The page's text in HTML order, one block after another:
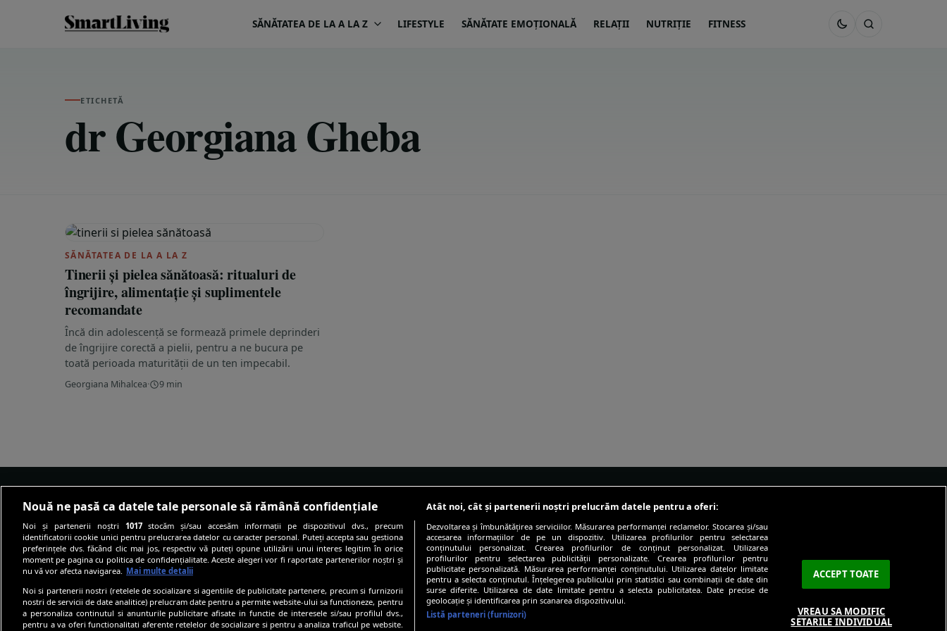
SĂNĂTATEA DE LA A LA Z LIFESTYLE SĂNĂTATE EMOȚIONALĂ RELAȚII NUTRIȚIE FITNESS
ETICHETĂ
dr Georgiana Gheba
SĂNĂTATEA DE LA A LA Z
Tinerii și pielea sănătoasă: ritualuri de
îngrijire, alimentație și suplimentele
recomandate
Încă din adolescență se formează primele deprinderi
de îngrijire corectă a pielii, pentru a ne bucura pe
toată perioada maturității de un ten impecabil.
Georgiana Mihalcea· 9 min
Site-ul despre well-being care te învață
cum să trăiești fericit, nu doar sănătos.
cititorilor.
Sănătatea de la A la Z
Sănătate emoțională
Nutriție
Fitness
PROIECTE SPECIALE
Sănătatea în focus
Pacientul și medicul lui
Viața după cancer
Echipa SmartLiving
Contact
Nouă ne pasă ca datele tale personale să rămână confidențiale
Noi și partenerii noștri 1017stocăm și/sau accesăm informații pe dispozitivul dvs., precum
identificatorii cookie unici pentru prelucrarea datelor cu caracter personal. Puteți accepta sau gestiona
preferințele dvs. făcând clic mai jos, respectiv vă puteți opune utilizării unui interes legitim în orice
moment pe pagina cu politica de confidențialitate. Aceste alegeri vor fi raportate partenerilor noștri și
nu vă vor afecta navigarea. Mai multe detalii
Noi si partenerii nostri (retelele de socializare si agentiile de publicitate partenere, precum si furnizorii
nostri de servicii de date analitice) prelucram date pentru a permite website-ului sa functioneze, pentru
a personaliza continutul si anunturile publicitare afisate in functie de interesele si/sau profilul dvs.,
pentru a va oferi functionalitati aferente retelelor de socializare si pentru a analiza traficul pe website.
Atât noi, cât și partenerii noștri prelucrăm datele pentru a oferi:
Dezvoltarea și îmbunătățirea serviciilor. Măsurarea performanței reclamelor. Stocarea și/sau
accesarea informațiilor de pe un dispozitiv. Utilizarea profilurilor pentru selectarea
conținutului personalizat. Crearea profilurilor de conținut personalizat. Utilizarea
profilurilor pentru selectarea publicității personalizate. Crearea profilurilor pentru
publicitate personalizată. Măsurarea performanței conținutului. Utilizarea datelor limitate
pentru a selecta conținutul. Înțelegerea publicului prin statistici sau combinații de date din
surse diferite. Utilizarea de date limitate pentru a selecta publicitatea. Date precise de
geolocație și identificarea prin scanarea dispozitivului.
Listă parteneri (furnizori)
ACCEPT TOATE
VREAU SA MODIFIC
SETARILE INDIVIDUAL